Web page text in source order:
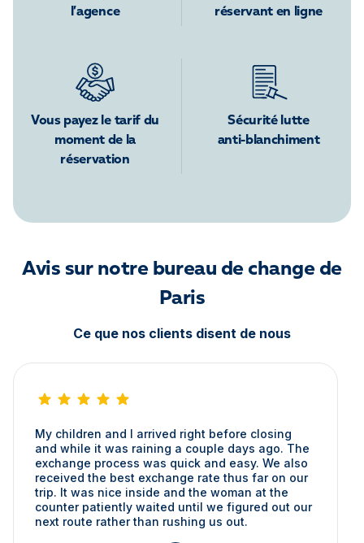
l’agence
réservant en ligne
Vous payez le tarif du
moment de la
réservation
Sécurité lutte
anti-blanchiment
Avis sur notre bureau de change de
Paris
Ce que nos clients disent de nous
My children and I arrived right before closing
and while it was raining a couple days ago. The
exchange process was quick and easy. We also
received the best exchange rate thus far on our
trip. It was nice inside and the woman at the
counter patiently waited until we figured out our
next route rather than rushing us out.